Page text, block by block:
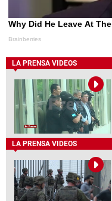
LA PRENSA VIDEOS
LA PRENSA VIDEOS